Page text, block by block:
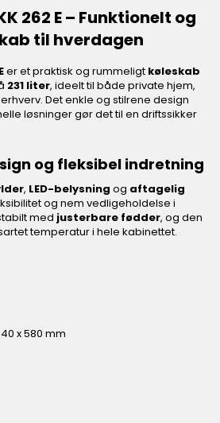
262 E – Funktionelt og
til hverdagen
er et praktisk og rummeligt køleskab
231 liter, ideelt til både private hjem,
Det enkle og stilrene design
løsninger gør det til en driftssikker
og fleksibel indretning
, LED-belysning og aftagelig
og nem vedligeholdelse i
med justerbare fødder, og den
temperatur i hele kabinettet.
x 580 mm